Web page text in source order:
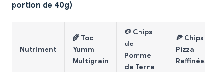
portion de 40g)
Nutriment
🌾 Too
Yumm
Multigrain
🥔 Chips
de
Pomme
de Terre
🍕 Chips
Pizza
Raffinées